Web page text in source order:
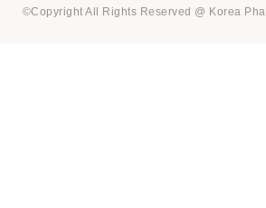
©Copyright All Rights Reserved @ Korea